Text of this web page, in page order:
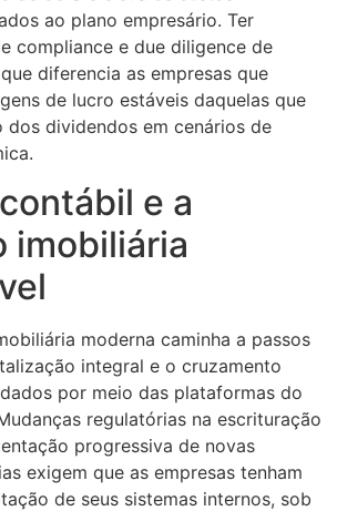
ao plano empresário. Ter
compliance e due diligence de
diferencia as empresas que
de lucro estáveis daquelas que
dos dividendos em cenários de
e a
imobiliária
moderna caminha a passos
integral e o cruzamento
por meio das plataformas do
regulatórias na escrituração
progressiva de novas
exigem que as empresas tenham
de seus sistemas internos, sob